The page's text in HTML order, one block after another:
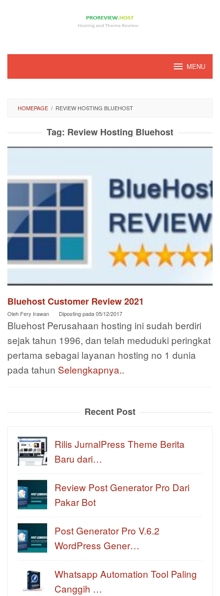
MENU
HOMEPAGE / REVIEW HOSTING BLUEHOST
Tag: Review Hosting Bluehost
Bluehost Customer Review 2021
Oleh Fery Irawan Diposting pada05/12/2017
Bluehost Perusahaan hosting ini sudah berdiri
sejak tahun 1996, dan telah meduduki peringkat
pertama sebagai layanan hosting no 1 dunia
pada tahun Selengkapnya..
Recent Post
Rilis JurnalPress Theme Berita
Baru dari…
Review Post Generator Pro Dari
Pakar Bot
Post Generator Pro V.6.2
WordPress Gener…
Whatsapp Automation Tool Paling
Canggih …